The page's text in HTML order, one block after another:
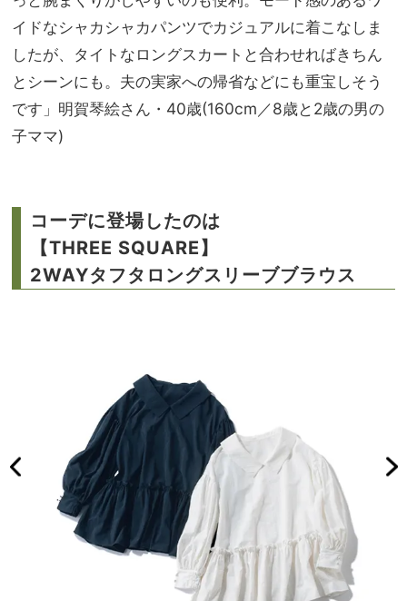
イドなシャカシャカパンツでカジュアルに着こなしま
したが、タイトなロングスカートと合わせればきちん
とシーンにも。夫の実家への帰省などにも重宝しそう
です」明賀琴絵さん・40歳(160cm／8歳と2歳の男の
子ママ)
コーデに登場したのは
【THREE SQUARE】
2WAYタフタロングスリーブブラウス